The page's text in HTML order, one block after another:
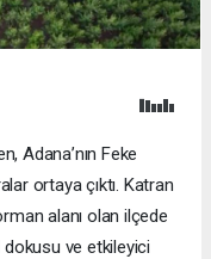
Adana’nın Feke
ortaya çıktı. Katran
alanı olan ilçede
dokusu ve etkileyici